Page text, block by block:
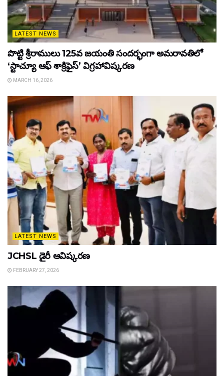
LATEST NEWS
పొట్టి శ్రీరాములు 125వ జయంతి సందర్భంగా అమరావతిలో
‘స్టాచ్యూ ఆఫ్ శాక్రిఫైస్’ విగ్రహావిష్కరణ
MARCH 16, 2026
LATEST NEWS
JCHSL డైరీ ఆవిష్కరణ
FEBRUARY 27, 2026